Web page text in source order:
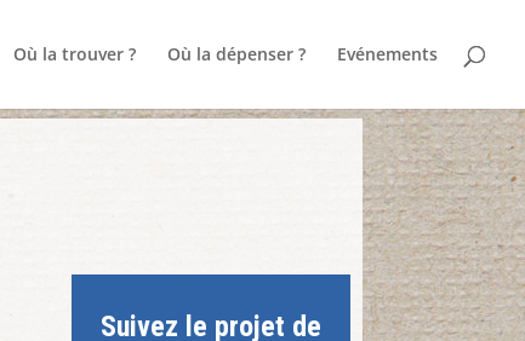
Où la trouver ? Où la dépenser ? Evénements
Suivez le projet de